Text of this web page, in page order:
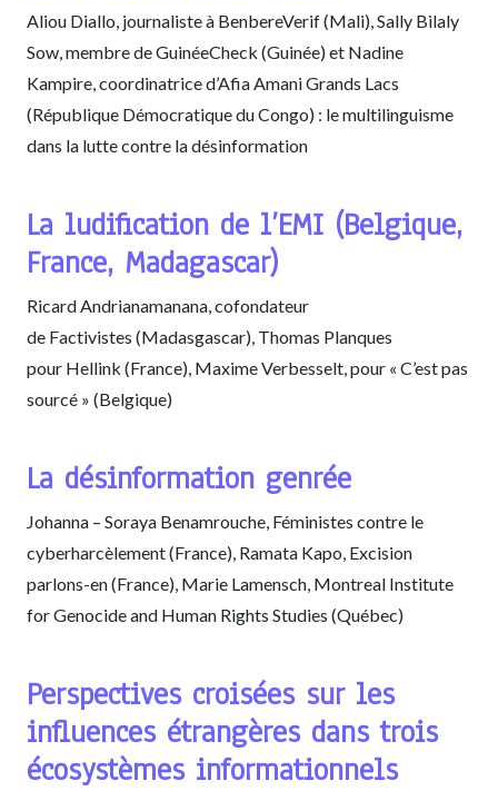
Aliou Diallo, journaliste à BenbereVerif (Mali), Sally Bilaly
Sow, membre de GuinéeCheck (Guinée) et Nadine
Kampire, coordinatrice d’Afia Amani Grands Lacs
(République Démocratique du Congo) : le multilinguisme
dans la lutte contre la désinformation
La ludification de l’EMI (Belgique,
France, Madagascar)
Ricard Andrianamanana, cofondateur
de Factivistes (Madasgascar), Thomas Planques
pour Hellink (France), Maxime Verbesselt, pour « C’est pas
sourcé » (Belgique)
La désinformation genrée
Johanna – Soraya Benamrouche, Féministes contre le
cyberharcèlement (France), Ramata Kapo, Excision
parlons-en (France), Marie Lamensch, Montreal Institute
for Genocide and Human Rights Studies (Québec)
Perspectives croisées sur les
influences étrangères dans trois
écosystèmes informationnels